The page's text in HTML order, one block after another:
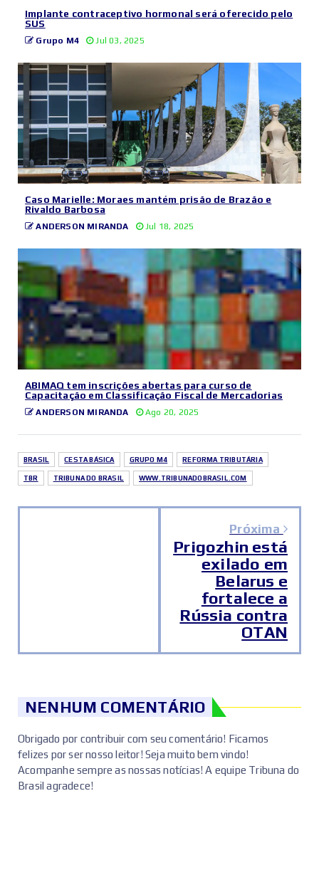
Implante contraceptivo hormonal será oferecido pelo
SUS
Grupo M4 Jul 03, 2025
Caso Marielle: Moraes mantém prisão de Brazão e
Rivaldo Barbosa
ANDERSON MIRANDA Jul 18, 2025
ABIMAQ tem inscrições abertas para curso de
Capacitação em Classificação Fiscal de Mercadorias
ANDERSON MIRANDA Ago 20, 2025
BRASIL CESTA BÁSICA GRUPO M4 REFORMA TRIBUTÁRIA
TBR TRIBUNA DO BRASIL WWW.TRIBUNADOBRASIL.COM
Próxima
Prigozhin está
exilado em
Belarus e
fortalece a
Rússia contra
OTAN
NENHUM COMENTÁRIO
Obrigado por contribuir com seu comentário! Ficamos
felizes por ser nosso leitor! Seja muito bem vindo!
Acompanhe sempre as nossas notícias! A equipe Tribuna do
Brasil agradece!